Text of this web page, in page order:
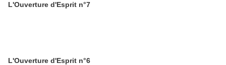
L'Ouverture d'Esprit n°7
L'Ouverture d'Esprit n°6